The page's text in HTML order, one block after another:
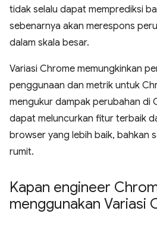
tidak selalu dapat memprediksi
sebenarnya akan merespons
dalam skala besar.
Variasi Chrome memungkinkan
penggunaan dan metrik untuk
mengukur dampak perubahan di
dapat meluncurkan fitur terbaik
browser yang lebih baik, bahkan
rumit.
Kapan engineer
menggunakan Variasi